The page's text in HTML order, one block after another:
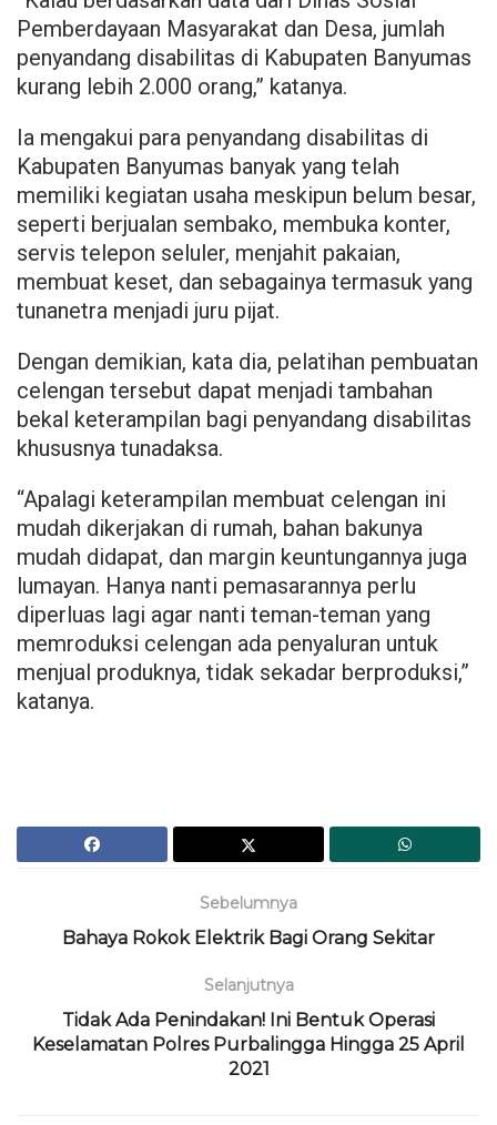
Pemberdayaan Masyarakat dan Desa, jumlah
penyandang disabilitas di Kabupaten Banyumas
kurang lebih 2.000 orang,” katanya.
Ia mengakui para penyandang disabilitas di
Kabupaten Banyumas banyak yang telah
memiliki kegiatan usaha meskipun belum besar,
seperti berjualan sembako, membuka konter,
servis telepon seluler, menjahit pakaian,
membuat keset, dan sebagainya termasuk yang
tunanetra menjadi juru pijat.
Dengan demikian, kata dia, pelatihan pembuatan
celengan tersebut dapat menjadi tambahan
bekal keterampilan bagi penyandang disabilitas
khususnya tunadaksa.
“Apalagi keterampilan membuat celengan ini
mudah dikerjakan di rumah, bahan bakunya
mudah didapat, dan margin keuntungannya juga
lumayan. Hanya nanti pemasarannya perlu
diperluas lagi agar nanti teman-teman yang
memroduksi celengan ada penyaluran untuk
menjual produknya, tidak sekadar berproduksi,”
katanya.
Sebelumnya
Bahaya Rokok Elektrik Bagi Orang Sekitar
Selanjutnya
Tidak Ada Penindakan! Ini Bentuk Operasi
Keselamatan Polres Purbalingga Hingga 25 April
2021